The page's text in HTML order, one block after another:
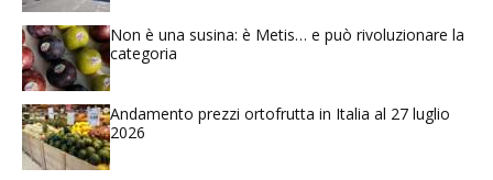
Non è una susina: è Metis… e può rivoluzionare la
categoria
Andamento prezzi ortofrutta in Italia al 27 luglio
2026